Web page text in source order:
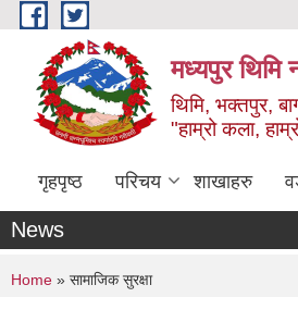
Skip to main content
मध्यपुर थिमि
थिमि, भक्तपुर,
"हाम्रो कला,
गृहपृष्ठ परिचय शाखाहरु
News
You are here
Home » सामाजिक सुरक्षा